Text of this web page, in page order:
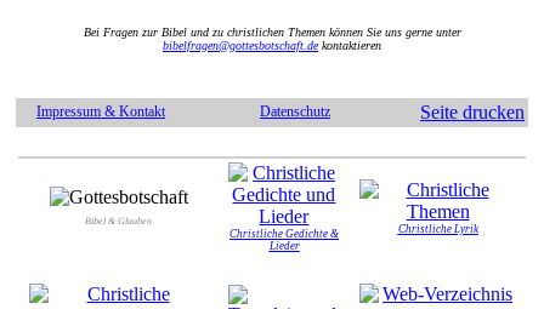
Bei Fragen zur Bibel und zu christlichen Themen können Sie uns gerne unter
bibelfragen@gottesbotschaft.dekontaktieren
Impressum & Kontakt Datenschutz Seite drucken
Bibel & Glauben
Christliche Gedichte &
Lieder
Christliche Lyrik